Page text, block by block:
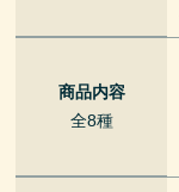
商品内容
全8種